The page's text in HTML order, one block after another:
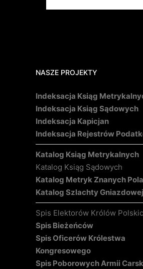
NASZE PROJEKTY
Indeksacja Ksiąg
Indeksacja Ksiąg Sądowych
Indeksacja Kapicjan
Indeksacja Rejestrów
Katalog Ksiąg Metrykalnych
Katalog Ksiąg Sądowych
Katalog Metryk Znanych
Katalog Szlachty Gniazdowej
Spis Elektorów Królów
Spis Bieżeńców
Spis Oficerów Królestwa
Kongresowego
Spis Poborowych Armii